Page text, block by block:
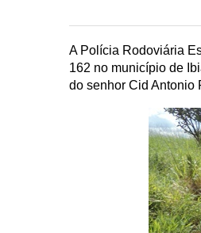
A Polícia Rodoviária
162 no município de
do senhor Cid Antonio